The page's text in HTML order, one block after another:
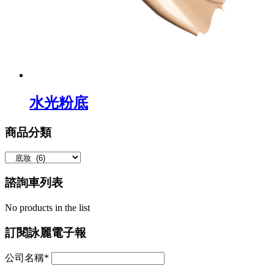
水光粉底
商品分類
諮詢車列表
No products in the list
訂閱詠麗電子報
公司名稱*